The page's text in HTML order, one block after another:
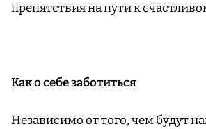
препятствия на пути к
Как о себе заботиться
Независимо от того, чем будут